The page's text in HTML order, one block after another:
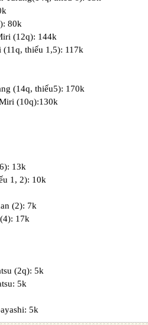
80k
(12q): 144k
thiếu 1,5): 117k
(14q, thiếu5): 170k
(10q):130k
13k
1, 2): 10k
(2): 7k
17k
(2q): 5k
5k
5k